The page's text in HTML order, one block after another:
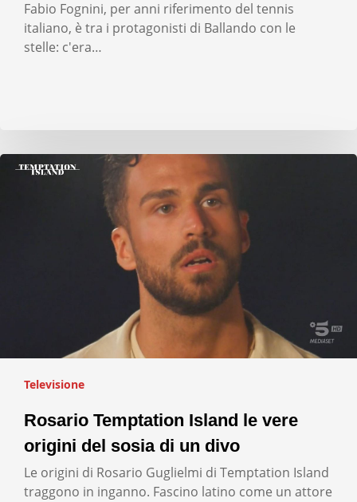
Fabio Fognini, per anni riferimento del tennis
italiano, è tra i protagonisti di Ballando con le
stelle: c'era…
Televisione
Rosario Temptation Island le vere
origini del sosia di un divo
Le origini di Rosario Guglielmi di Temptation Island
traggono in inganno. Fascino latino come un attore